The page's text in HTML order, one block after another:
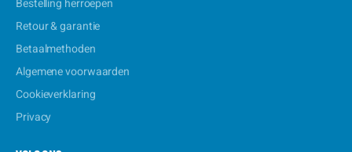
Bestelling herroepen
Retour & garantie
Betaalmethoden
Algemene voorwaarden
Cookieverklaring
Privacy